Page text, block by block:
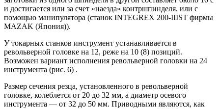
и достигается или за счет «наезда» контршпинделя, или с
помощью манипулятора (станок INTEGREX 200-IIIST фирмы
MAZAK (Япония)).
У токарных станков инструмент устанавливается в
револьверной головке на 12, реже на 10 (8) позиций.
Возможен вариант исполнения револьверной головки на 24
инструмента (рис. 6) .
Размер сечения резца, установленного в револьверной
головке, колеблется от 20 до 32 мм, а диаметр осевого
инструмента — от 32 до 50 мм. Приводными являются, как